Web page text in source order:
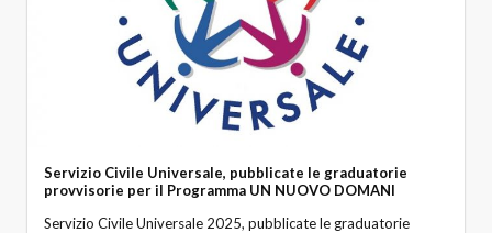
Servizio Civile Universale, pubblicate le graduatorie
provvisorie per il Programma UN NUOVO DOMANI
Servizio Civile Universale 2025, pubblicate le graduatorie